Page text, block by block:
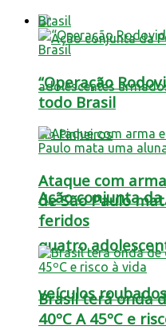
Ação conjunta da
quatro
veículos
Brasil
“Operação
todo Brasil
Ataque com
de São Paulo
feridos
Brasil terá onda
40ºC A 45ºC e